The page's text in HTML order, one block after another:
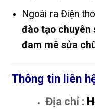
Ngoài ra Điện
đào tạo chuyên
đam mê sửa
Thông tin liên
Địa chỉ :